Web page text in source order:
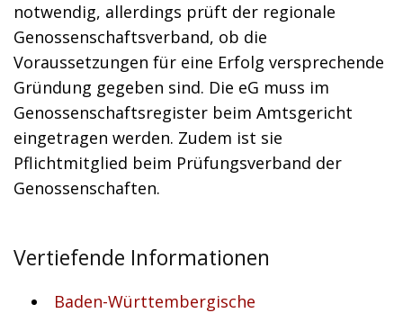
notwendig, allerdings prüft der regionale
Genossenschaftsverband, ob die
Voraussetzungen für eine Erfolg versprechende
Gründung gegeben sind. Die eG muss im
Genossenschaftsregister beim Amtsgericht
eingetragen werden. Zudem ist sie
Pflichtmitglied beim Prüfungsverband der
Genossenschaften.
Vertiefende Informationen
Baden-Württembergische